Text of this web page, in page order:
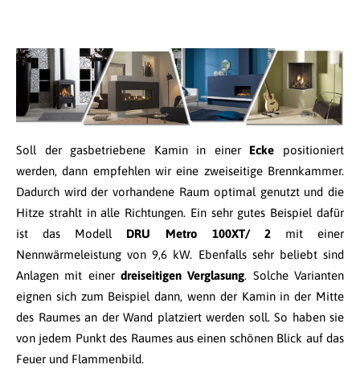
Soll der gasbetriebene Kamin in einer Ecke positioniert
werden, dann empfehlen wir eine zweiseitige Brennkammer.
Dadurch wird der vorhandene Raum optimal genutzt und die
Hitze strahlt in alle Richtungen. Ein sehr gutes Beispiel dafür
ist das Modell DRU Metro 100XT/ 2mit einer
Nennwärmeleistung von 9,6 kW. Ebenfalls sehr beliebt sind
Anlagen mit einer dreiseitigen Verglasung. Solche Varianten
eignen sich zum Beispiel dann, wenn der Kamin in der Mitte
des Raumes an der Wand platziert werden soll. So haben sie
von jedem Punkt des Raumes aus einen schönen Blick auf das
Feuer und Flammenbild.